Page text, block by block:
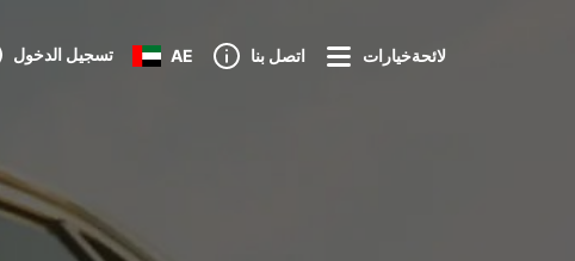
تسجيل الدخول AE اتصل بنا لائحةخيارات